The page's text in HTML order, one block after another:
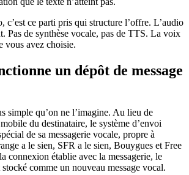
c’est ce parti pris qui structure l’offre. L’audio
Pas de synthèse vocale, pas de TTS. La voix
vous avez choisie.
un dépôt de message
simple qu’on ne l’imagine. Au lieu de
du destinataire, le système d’envoi
de sa messagerie vocale, propre à
a le sien, SFR a le sien, Bouygues et Free
connexion établie avec la messagerie, le
comme un nouveau message vocal.